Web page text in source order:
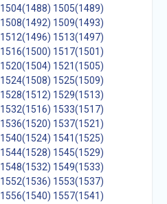
1504(1488) 1505(1489)
1508(1492) 1509(1493)
1512(1496) 1513(1497)
1516(1500) 1517(1501)
1520(1504) 1521(1505)
1524(1508) 1525(1509)
1528(1512) 1529(1513)
1532(1516) 1533(1517)
1536(1520) 1537(1521)
1540(1524) 1541(1525)
1544(1528) 1545(1529)
1548(1532) 1549(1533)
1552(1536) 1553(1537)
1556(1540) 1557(1541)